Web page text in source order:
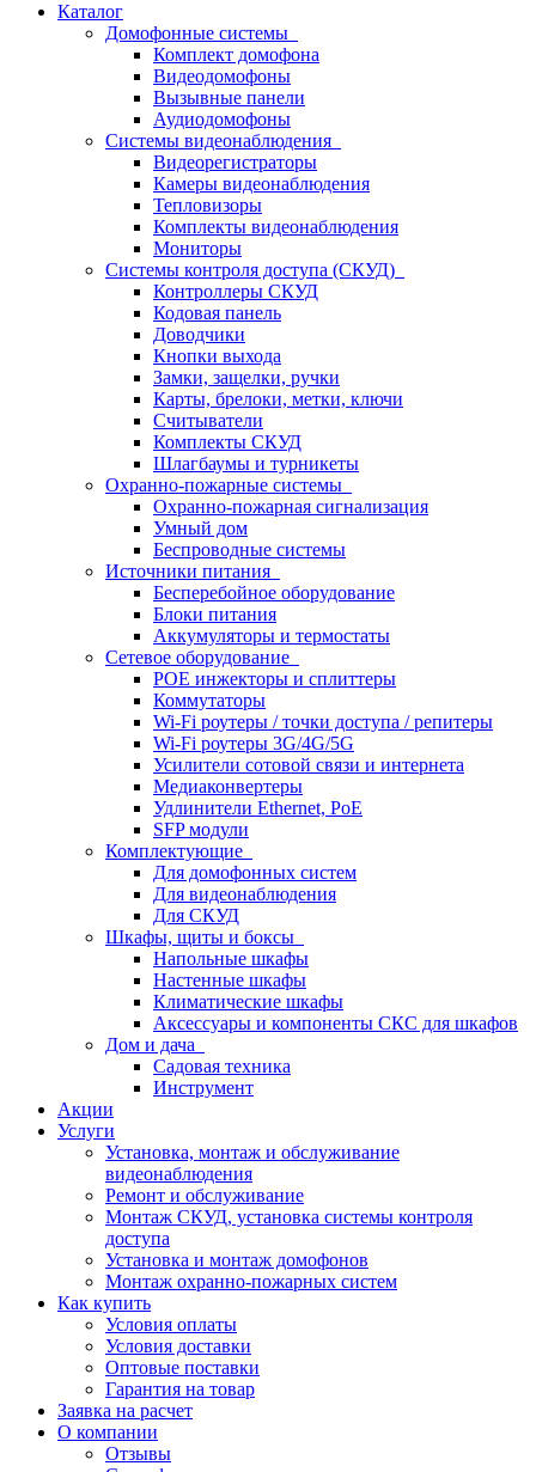
Каталог
Домофонные системы
Комплект домофона
Видеодомофоны
Вызывные панели
Аудиодомофоны
Системы видеонаблюдения
Видеорегистраторы
Камеры видеонаблюдения
Тепловизоры
Комплекты видеонаблюдения
Мониторы
Системы контроля доступа (СКУД)
Контроллеры СКУД
Кодовая панель
Доводчики
Кнопки выхода
Замки, защелки, ручки
Карты, брелоки, метки, ключи
Считыватели
Комплекты СКУД
Шлагбаумы и турникеты
Охранно-пожарные системы
Охранно-пожарная сигнализация
Умный дом
Беспроводные системы
Источники питания
Бесперебойное оборудование
Блоки питания
Аккумуляторы и термостаты
Сетевое оборудование
POE инжекторы и сплиттеры
Коммутаторы
Wi-Fi роутеры / точки доступа / репитеры
Wi-Fi роутеры 3G/4G/5G
Усилители сотовой связи и интернета
Медиаконвертеры
Удлинители Ethernet, PoE
SFP модули
Комплектующие
Для домофонных систем
Для видеонаблюдения
Для СКУД
Шкафы, щиты и боксы
Напольные шкафы
Настенные шкафы
Климатические шкафы
Аксессуары и компоненты СКС для шкафов
Дом и дача
Садовая техника
Инструмент
Акции
Услуги
Установка, монтаж и обслуживание
видеонаблюдения
Ремонт и обслуживание
Монтаж СКУД, установка системы контроля
доступа
Установка и монтаж домофонов
Монтаж охранно-пожарных систем
Как купить
Условия оплаты
Условия доставки
Оптовые поставки
Гарантия на товар
Заявка на расчет
О компании
Отзывы